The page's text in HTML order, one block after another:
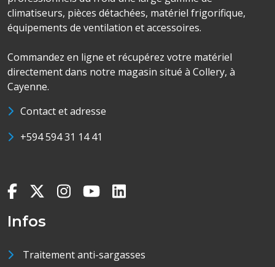
climatiseurs, pièces détachées, matériel frigorifique,
équipements de ventilation et accessoires.
Commandez en ligne et récupérez votre matériel
directement dans notre magasin situé à Collery, à
Cayenne.
Contact et adresse
+594 594 31 14 41
Infos
Traitement anti-sargasses